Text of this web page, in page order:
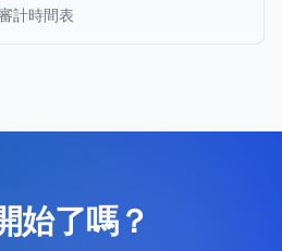
計時間表
始了嗎？